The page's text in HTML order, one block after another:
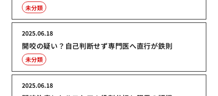
未分類
開咬の疑い？自己判断せず専門医へ直行が鉄則
2025.06.18
未分類
2025.06.18